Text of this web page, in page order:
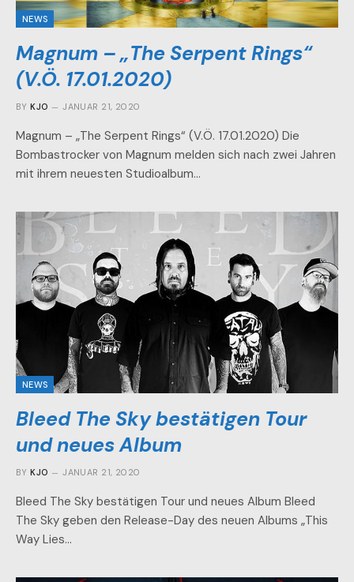
NEWS
Magnum – „The Serpent Rings“
(V.Ö. 17.01.2020)
BY KJO JANUAR 21, 2020
Magnum – „The Serpent Rings“ (V.Ö. 17.01.2020) Die
Bombastrocker von Magnum melden sich nach zwei Jahren
mit ihrem neuesten Studioalbum…
NEWS
Bleed The Sky bestätigen Tour
und neues Album
BY KJO JANUAR 21, 2020
Bleed The Sky bestätigen Tour und neues Album Bleed
The Sky geben den Release-Day des neuen Albums „This
Way Lies…